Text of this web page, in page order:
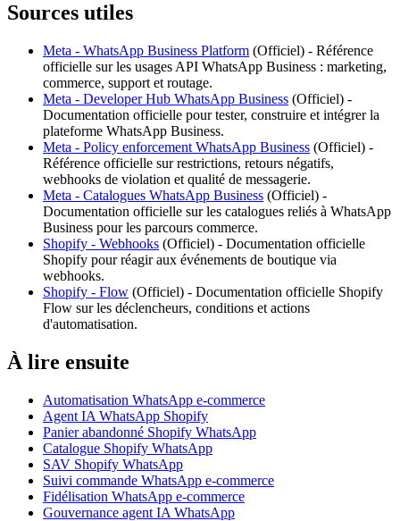
Sources utiles
Meta - WhatsApp Business Platform (Officiel) - Référence
officielle sur les usages API WhatsApp Business : marketing,
commerce, support et routage.
Meta - Developer Hub WhatsApp Business (Officiel) -
Documentation officielle pour tester, construire et intégrer la
plateforme WhatsApp Business.
Meta - Policy enforcement WhatsApp Business (Officiel) -
Référence officielle sur restrictions, retours négatifs,
webhooks de violation et qualité de messagerie.
Meta - Catalogues WhatsApp Business (Officiel) -
Documentation officielle sur les catalogues reliés à WhatsApp
Business pour les parcours commerce.
Shopify - Webhooks (Officiel) - Documentation officielle
Shopify pour réagir aux événements de boutique via
webhooks.
Shopify - Flow (Officiel) - Documentation officielle Shopify
Flow sur les déclencheurs, conditions et actions
d'automatisation.
À lire ensuite
Automatisation WhatsApp e-commerce
Agent IA WhatsApp Shopify
Panier abandonné Shopify WhatsApp
Catalogue Shopify WhatsApp
SAV Shopify WhatsApp
Suivi commande WhatsApp e-commerce
Fidélisation WhatsApp e-commerce
Gouvernance agent IA WhatsApp